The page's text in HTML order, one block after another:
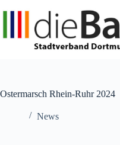
Ostermarsch Rhein-Ruhr 2024
News